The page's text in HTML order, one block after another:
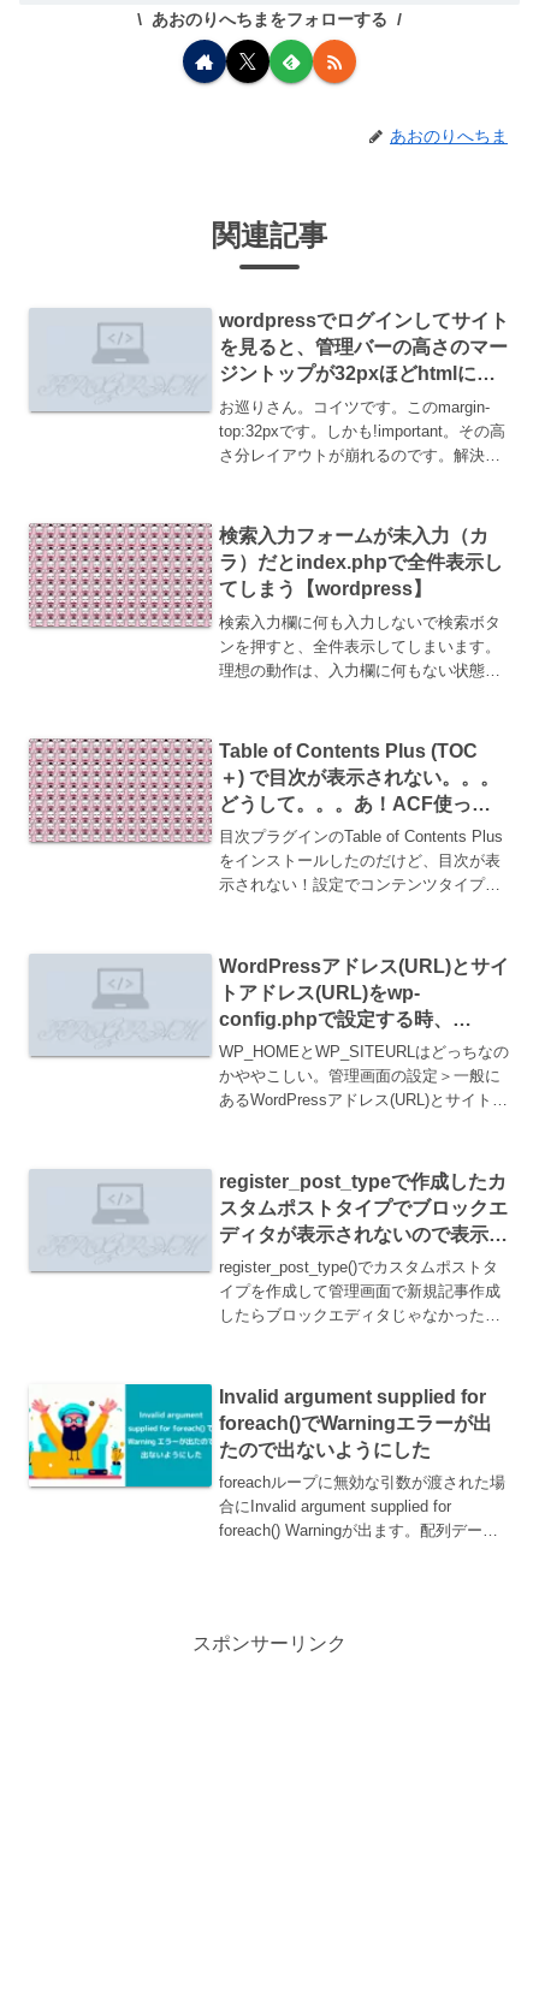
あおのりへちまをフォローする
あおのりへちま
関連記事
wordpressでログインしてサイト
を見ると、管理バーの高さのマー
ジントップが32pxほどhtmlに追
加されるのでマージンを消してレ
イアウトが崩れを解消する方法
お巡りさん。コイツです。このmargin-
top:32pxです。しかも!important。その高
さ分レイアウトが崩れるのです。解決
検索入力フォームが未入力（カ
ラ）だとindex.phpで全件表示し
てしまう【wordpress】
検索入力欄に何も入力しないで検索ボタ
ンを押すと、全件表示してしまいます。
理想の動作は、入力欄に何もない状態＝
ったよ〜っていう動作になってほしい。
どうしたらいいか？解決t...
Table of Contents Plus (TOC
＋) で目次が表示されない。。。
どうして。。。あ！ACF使って
るからかも！
目次プラグインのTable of Contents Plus
をインストールしたのだけど、目次が表
示されない！設定でコンテンツタイプの
いのどうして。。。表示されないのは
A...
WordPressアドレス(URL)とサイ
トアドレス(URL)をwp-
config.phpで設定する時、
WP_HOMEとWP_SITEURLはど
っちなのかややこしいので整理す
る
WP_HOMEとWP_SITEURLはどっちなの
かややこしい。管理画面の設定＞一般に
あるWordPressアドレス(URL)とサイトア
URL。サイトアドレス...
register_post_typeで作成したカ
スタムポストタイプでブロックエ
ディタが表示されないので表示す
るようにした
register_post_type()でカスタムポストタ
イプを作成して管理画面で新規記事作成
したらブロックエディタじゃなかった。
sh...
Invalid argument supplied for
foreach()でWarningエラーが出
たので出ないようにした
foreachループに無効な引数が渡された場
合にInvalid argument supplied for
foreach() Warningが出ます。配列データ
スポンサーリンク